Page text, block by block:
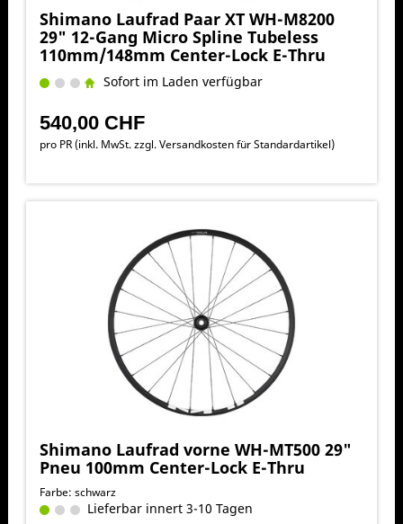
Shimano Laufrad Paar XT WH-M8200
29" 12-Gang Micro Spline Tubeless
110mm/148mm Center-Lock E-Thru
Sofort im Laden verfügbar
540,00 CHF
pro PR (inkl. MwSt. zzgl.Versandkosten für Standardartikel)
Shimano Laufrad vorne WH-MT500 29"
Pneu 100mm Center-Lock E-Thru
Farbe: schwarz
Lieferbar innert 3-10 Tagen